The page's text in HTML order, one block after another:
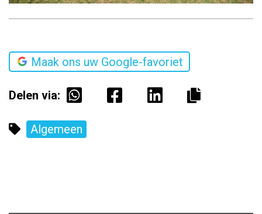
Maak ons uw Google-favoriet
Delen via:
Algemeen